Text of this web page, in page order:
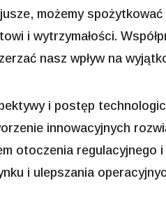
możemy spożytkować
i wytrzymałości.
nasz wpływ na
i postęp
innowacyjnych
otoczenia regulacyjnego
i ulepszania